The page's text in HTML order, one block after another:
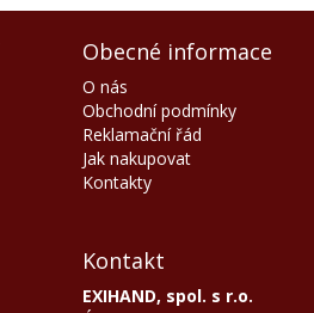
Obecné informace
O nás
Obchodní podmínky
Reklamační řád
Jak nakupovat
Kontakty
Kontakt
EXIHAND, spol. s r.o.